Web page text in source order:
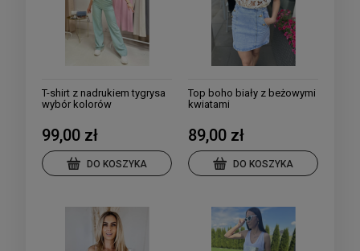
T-shirt z nadrukiem tygrysa
wybór kolorów
99,00 zł
DO KOSZYKA
Top boho biały z beżowymi
kwiatami
89,00 zł
DO KOSZYKA